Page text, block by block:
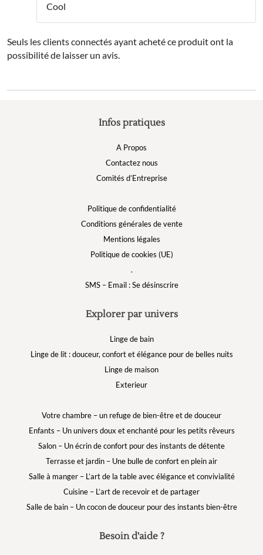
Cool
Seuls les clients connectés ayant acheté ce produit ont la
possibilité de laisser un avis.
Besoin d'aide ?
Infos pratiques
A Propos
Contactez nous
Comités d’Entreprise
Politique de confidentialité
Conditions générales de vente
Mentions légales
Politique de cookies (UE)
.
SMS – Email : Se désinscrire
Explorer par univers
Linge de bain
Linge de lit : douceur, confort et élégance pour de belles nuits
Linge de maison
Exterieur
Votre chambre – un refuge de bien-être et de douceur
Enfants – Un univers doux et enchanté pour les petits rêveurs
Salon – Un écrin de confort pour des instants de détente
Terrasse et jardin – Une bulle de confort en plein air
Salle à manger – L’art de la table avec élégance et convivialité
Cuisine – L’art de recevoir et de partager
Salle de bain – Un cocon de douceur pour des instants bien-être